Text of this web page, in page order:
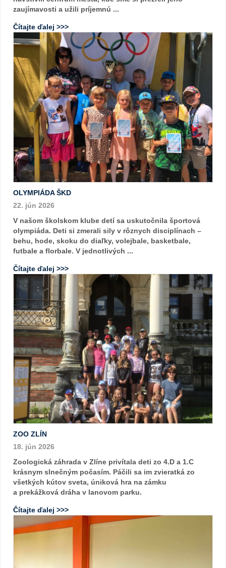
zaujímavosti a užili príjemnú ...
Čítajte ďalej >>>
OLYMPIÁDA ŠKD
22. jún 2026
V našom školskom klube detí sa uskutočnila športová
olympiáda. Deti si zmerali sily v rôznych disciplínach –
behu, hode, skoku do diaľky, volejbale, basketbale,
futbale a florbale. V jednotlivých ...
Čítajte ďalej >>>
ZOO ZLÍN
18. jún 2026
Zoologická záhrada v Zlíne privítala deti zo 4.D a 1.C
krásnym slnečným počasím. Páčili sa im zvieratká zo
všetkých kútov sveta, úniková hra na zámku
a prekážková dráha v lanovom parku.
Čítajte ďalej >>>